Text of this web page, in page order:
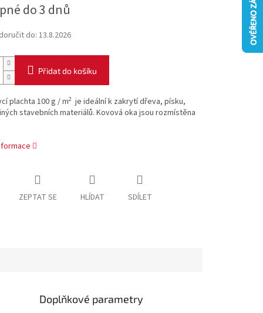
do 3 dnů
do: 13.8.2026
Přidat do košíku
plachta 100 g / m2je ideální k zakrytí dřeva, písku,
stavebních materiálů. Kovová oka jsou rozmístěna
ZEPTAT SE HLÍDAT SDÍLET
Doplňkové parametry